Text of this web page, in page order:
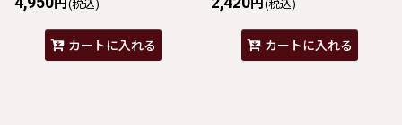
円 (税込)
カートに入れる
円 (税込)
カートに入れる